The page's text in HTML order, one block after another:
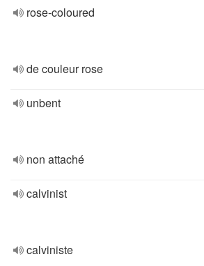
rose-coloured
de couleur rose
unbent
non attaché
calvinist
calviniste